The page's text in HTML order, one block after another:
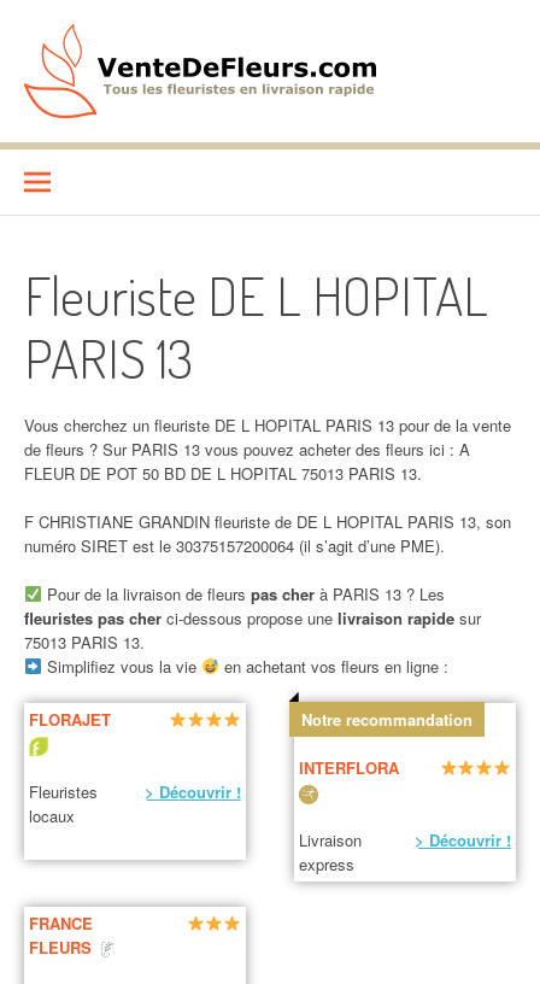
contenu
VenteDeFleurs.com
Fleuriste DE L HOPITAL
PARIS 13
Vous cherchez un fleuriste DE L HOPITAL PARIS 13 pour de la vente
de fleurs ? Sur PARIS 13 vous pouvez acheter des fleurs ici : A
FLEUR DE POT 50 BD DE L HOPITAL 75013 PARIS 13.
F CHRISTIANE GRANDIN fleuriste de DE L HOPITAL PARIS 13, son
numéro SIRET est le 30375157200064 (il s’agit d’une PME).
Pour de la livraison de fleurs pas cherà PARIS 13 ? Les
fleuristes pas cher ci-dessous propose une livraison rapide sur
75013 PARIS 13.
Simplifiez vous la vie
en achetant vos fleurs en ligne :
FLORAJET
Fleuristes
locaux
> Découvrir !
Notre recommandation
INTERFLORA
Livraison
express
> Découvrir !
FRANCE
FLEURS